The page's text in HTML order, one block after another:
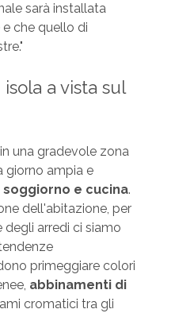
sarà installata
che quello di
a vista sul
una gradevole zona
giorno ampia e
e cucina.
dell'abitazione, per
arredi ci siamo
primeggiare colori
abbinamenti di
cromatici tra gli